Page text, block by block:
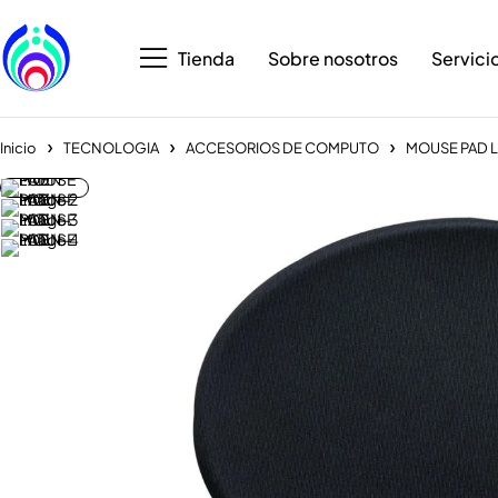
Tienda Sobre nosotros
Inicio TECNOLOGIA ACCESORIOS DE COMPUTO MOUSE PAD